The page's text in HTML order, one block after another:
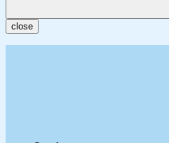
close